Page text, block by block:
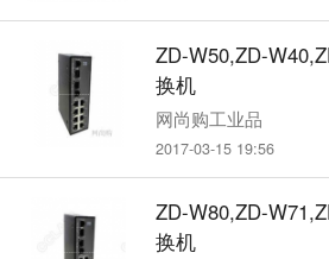
ZD-W50,ZD-
换机
网尚购工业品
2017-03-15 19:56
ZD-W80,ZD-
换机